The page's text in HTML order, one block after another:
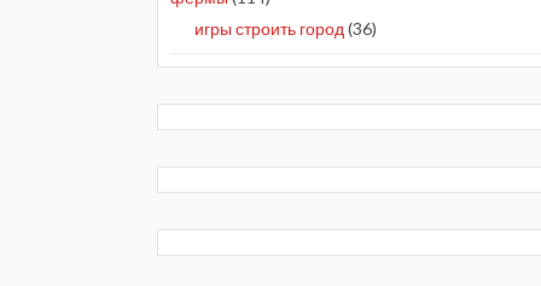
игры строить город (36)